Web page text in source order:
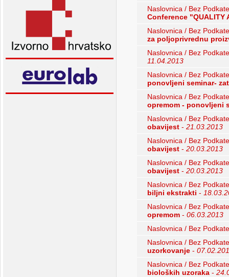
Naslovnica / Bez
Conference "QUALITY
Naslovnica / Bez
za poljoprivrednu
Naslovnica / Bez
11.04.2013
Naslovnica / Bez
ponovljeni seminar-
Naslovnica / Bez
opremom - ponovljeni
Naslovnica / Bez
obavijest - 21.03.2013
Naslovnica / Bez
obavijest - 20.03.2013
Naslovnica / Bez
obavijest - 20.03.2013
Naslovnica / Bez
biljni ekstrakti -
Naslovnica / Bez
opremom - 06.03.2013
Naslovnica / Bez
Naslovnica / Bez
uzorkovanje -
Naslovnica / Bez
bioloških uzoraka -